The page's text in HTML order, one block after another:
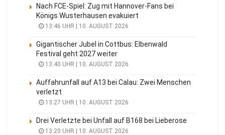
Nach FCE-Spiel: Zug mit Hannover-Fans bei
Königs Wusterhausen evakuiert
13:46 UHR | 10. AUGUST 2026
Gigantischer Jubel in Cottbus: Elbenwald
Festival geht 2027 weiter
13:40 UHR | 10. AUGUST 2026
Auffahrunfall auf A13 bei Calau: Zwei Menschen
verletzt
13:27 UHR | 10. AUGUST 2026
Drei Verletzte bei Unfall auf B168 bei Lieberose
13:20 UHR | 10. AUGUST 2026